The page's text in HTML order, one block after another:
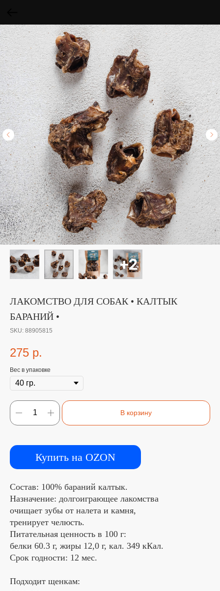
ЛАКОМСТВО ДЛЯ СОБАК • КАЛТЫК
БАРАНИЙ •
SKU: 88905815
275 р.
Вес в упаковке
В корзину
Купить на OZON
Состав: 100% бараний калтык.
Назначение: долгоиграющее лакомства
очищает зубы от налета и камня,
тренирует челюсть.
Питательная ценность в 100 г:
белки 60.3 г, жиры 12,0 г, кал. 349 кКал.
Срок годности: 12 мес.
Подходит щенкам: